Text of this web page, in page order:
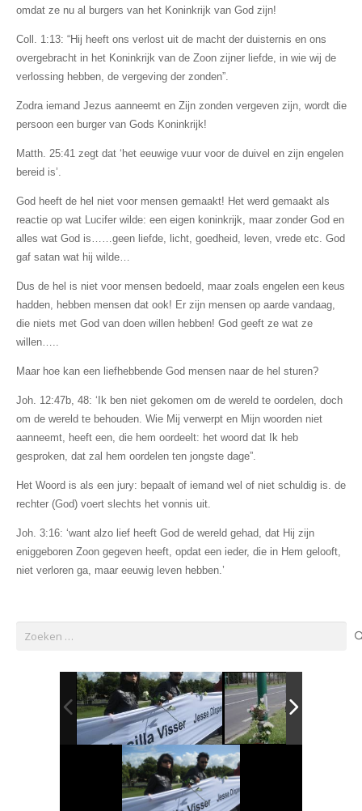
omdat ze nu al burgers van het Koninkrijk van God zijn!
Coll. 1:13: “Hij heeft ons verlost uit de macht der duisternis en ons
overgebrachtin het Koninkrijk van de Zoon zijner liefde, in wie wij de
verlossing hebben, de vergeving der zonden”.
Zodra iemand Jezus aanneemt en Zijn zonden vergeven zijn, wordt die
persoon een burger van Gods Koninkrijk!
Matth. 25:41 zegt dat ‘het eeuwige vuur voor de duivel en zijn engelen
bereid is’.
God heeft de hel niet voor mensen gemaakt! Het werd gemaakt als
reactie op wat Lucifer wilde: een eigen koninkrijk, maar zonder God en
alles wat God is……geen liefde, licht, goedheid, leven, vrede etc. God
gaf satan wat hij wilde…
Dus de hel is niet voor mensen bedoeld, maar zoals engelen een keus
hadden, hebben mensen dat ook! Er zijn mensen op aarde vandaag,
die niets met God van doen willen hebben! God geeft ze wat ze
willen…..
Maar hoe kan een liefhebbende God mensen naar de hel sturen?
Joh. 12:47b, 48: ‘Ik ben niet gekomen om de wereld te oordelen, doch
om de wereld te behouden. Wie Mij verwerpt en Mijn woorden niet
aanneemt, heeft een, die hem oordeelt: het woord dat Ik heb
gesproken, dat zal hem oordelen ten jongste dage”.
Het Woord is als een jury: bepaalt of iemand wel of niet schuldig is. de
rechter (God) voert slechts het vonnis uit.
Joh. 3:16: ‘want alzo lief heeft God de wereld gehad, dat Hij zijn
eniggeboren Zoon gegeven heeft, opdat een ieder, die in Hem gelooft,
niet verloren ga, maar eeuwig leven hebben.’
Zoeken